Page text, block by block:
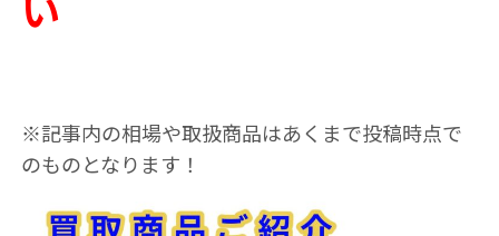
※記事内の相場や取扱商品はあくまで投稿時点で
のものとなります！